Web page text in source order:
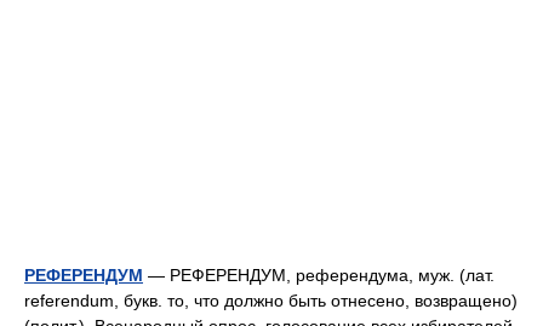
РЕФЕРЕНДУМ — РЕФЕРЕНДУМ, референдума, муж. (лат.
referendum, букв. то, что должно быть отнесено, возвращено)